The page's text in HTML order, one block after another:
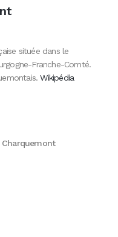
située dans le
Franche-Comté.
Wikipédia
Charquemont